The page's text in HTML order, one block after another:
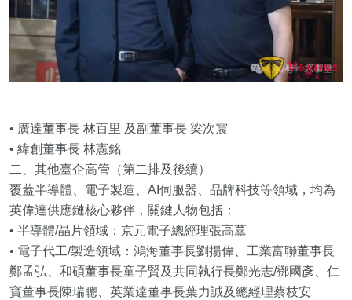
• 廣達董事長 林百里 及副董事長 梁次震
• 緯創董事長 林憲銘
二、其他臺企高管（第二排及後續）
覆蓋半導體、電子製造、AI伺服器、品牌科技等領域，均為
英偉達供應鏈核心夥伴，關鍵人物包括：
• 半導體/晶片領域：京元電子總經理張高薰
• 電子代工/製造領域：鴻海董事長劉揚偉、工業富聯董事長
鄭孟弘、和碩董事長童子賢及共同執行長鄭光志/鄧國彥、仁
寶董事長陳瑞聰、英業達董事長葉力誠及總經理蔡枝安